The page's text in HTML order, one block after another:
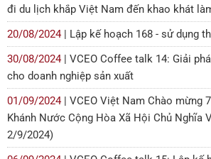
đi du lịch khắp Việt Nam đến khao khát
20/08/2024 | Lập kế hoạch 168 - sử dụng
30/08/2024 | VCEO Coffee talk 14: Giải
cho doanh nghiệp sản xuất
01/09/2024 | VCEO Việt Nam Chào mừng
Khánh Nước Cộng Hòa Xã Hội Chủ Nghĩa
2/9/2024)